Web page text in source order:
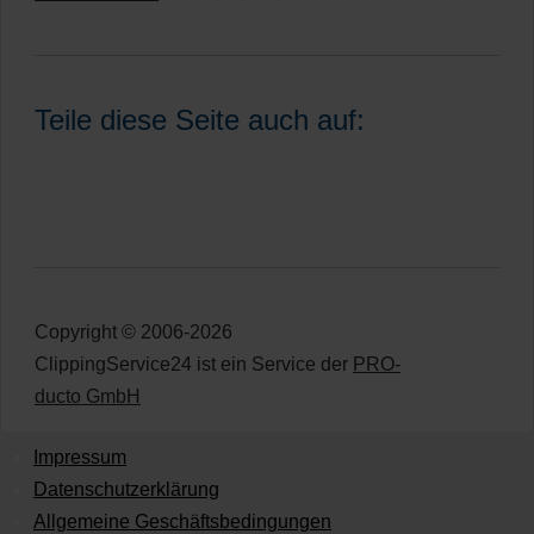
Teile diese Seite auch auf:
Copyright © 2006-2026
ClippingService24 ist ein Service der PRO-
ducto GmbH
Impressum
Datenschutzerklärung
Allgemeine Geschäftsbedingungen